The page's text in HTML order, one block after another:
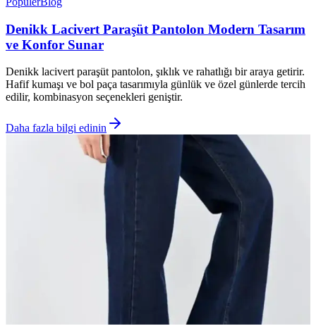
Denikk Lacivert Paraşüt Pantolon Modern Tasarım
ve Konfor Sunar
Denikk lacivert paraşüt pantolon, şıklık ve rahatlığı bir araya getirir.
Hafif kumaşı ve bol paça tasarımıyla günlük ve özel günlerde tercih
edilir, kombinasyon seçenekleri geniştir.
Daha fazla bilgi edinin